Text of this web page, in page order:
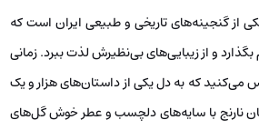
از گنجینه‌های تاریخی و طبیعی ایران است که
و از زیبایی‌های بی‌نظیرش لذت ببرد. زمانی
می‌کنید که به دل یکی از داستان‌های هزار و یک
نارنج با سایه‌های دلچسب و عطر خوش گل‌های